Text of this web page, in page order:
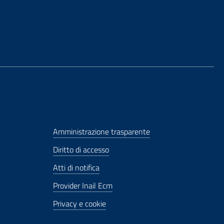
Amministrazione trasparente
Diritto di accesso
Atti di notifica
Provider Inail Ecm
Privacy e cookie